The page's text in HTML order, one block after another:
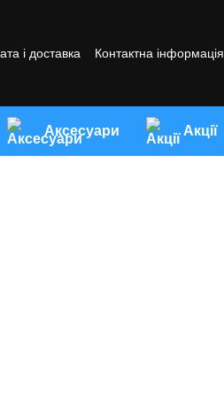
і доставка Контактна інформація
Аксесуари Акції